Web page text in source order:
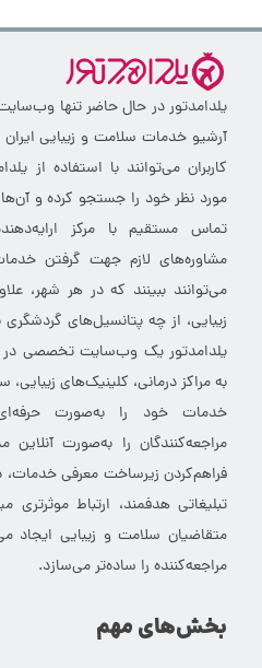
یلدامدتور در حال حاضر تنها
آرشیو خدمات سلامت و زیبایی
کاربران می‌توانند با استفاده از
مورد نظر خود را جستجو کرده و
تماس مستقیم با مرکز
مشاوره‌های لازم جهت گرفتن
می‌توانند ببینند که در هر شهر،
زیبایی، از چه پتانسیل‌های
یلدامدتور یک وب‌سایت تخصصی در
به مراکز درمانی، کلینیک‌های
خدمات خود را به‌صورت
مراجعه‌کنندگان را به‌صورت
فراهم‌کردن زیرساخت معرفی خدمات،
تبلیغاتی هدفمند، ارتباط موثرتری
متقاضیان سلامت و زیبایی ایجاد
مراجعه‌کننده را ساده‌تر می‌سازد.
بخش‌های مهم